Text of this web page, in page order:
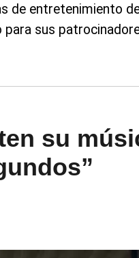
de entretenimiento
para sus
su